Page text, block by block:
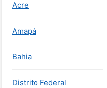
Acre
Amapá
Bahia
Distrito Federal